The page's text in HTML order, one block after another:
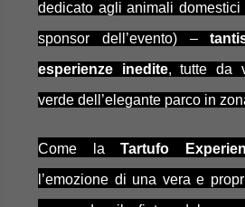
dedicato agli animali
sponsor dell’evento) –
esperienze inedite, tutte da
verde dell’elegante parco in
Come laTartufo
l’emozione di una vera e